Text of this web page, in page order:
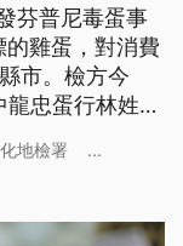
芬普尼毒蛋事
雞蛋，對消費
市。檢方今
龍忠蛋行林姓蛋
地檢署 ...